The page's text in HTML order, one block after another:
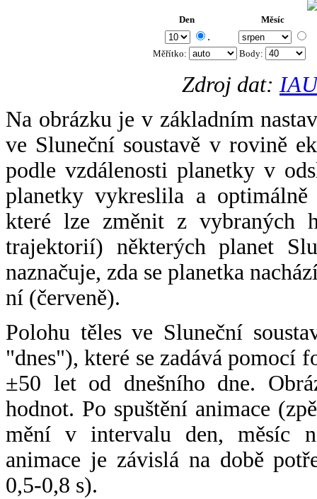
Den Měsíc
.
Měřítko: Body:
Zdroj dat:
Na obrázku je v základním
ve Sluneční soustavě v rovině
podle vzdálenosti planetky v
planetky vykreslila a
které lze změnit z vybraných
trajektorií) některých planet
naznačuje, zda se planetka
ní (červeně).
Polohu těles ve Sluneční
"dnes"), které se zadává pomocí
±50 let od dnešního dne.
hodnot. Po spuštění animace
mění v intervalu den, měsíc
animace je závislá na době
0,5-0,8 s).